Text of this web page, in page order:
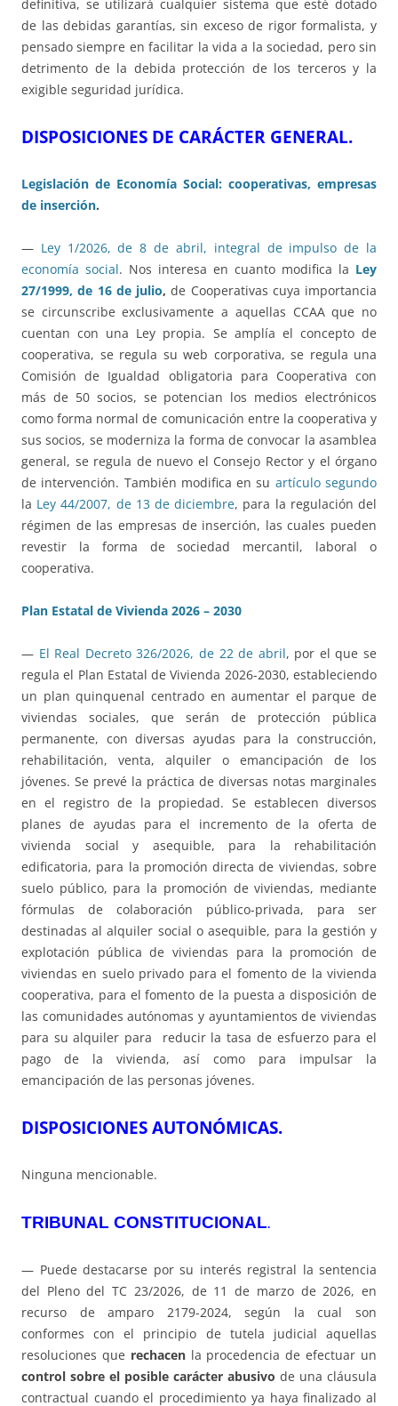
definitiva, se utilizará cualquier sistema que esté dotado
de las debidas garantías, sin exceso de rigor formalista, y
pensado siempre en facilitar la vida a la sociedad, pero sin
detrimento de la debida protección de los terceros y la
exigible seguridad jurídica.
DISPOSICIONES DE CARÁCTER GENERAL.
Legislación de Economía Social: cooperativas, empresas
de inserción.
— Ley 1/2026, de 8 de abril, integral de impulso de la
economía social. Nos interesa en cuanto modifica la Ley
27/1999, de 16 de julio,de Cooperativas cuya importancia
se circunscribe exclusivamente a aquellas CCAA que no
cuentan con una Ley propia. Se amplía el concepto de
cooperativa, se regula su web corporativa, se regula una
Comisión de Igualdad obligatoria para Cooperativa con
más de 50 socios, se potencian los medios electrónicos
como forma normal de comunicación entre la cooperativa y
sus socios, se moderniza la forma de convocar la asamblea
general, se regula de nuevo el Consejo Rector y el órgano
de intervención. También modifica en su artículo segundo
la Ley 44/2007, de 13 de diciembre, para la regulación del
régimen de las empresas de inserción, las cuales pueden
revestir la forma de sociedad mercantil, laboral o
cooperativa.
Plan Estatal de Vivienda 2026 – 2030
— El Real Decreto 326/2026, de 22 de abril, por el que se
regula el Plan Estatal de Vivienda 2026-2030, estableciendo
un plan quinquenal centrado en aumentar el parque de
viviendas sociales, que serán de protección pública
permanente, con diversas ayudas para la construcción,
rehabilitación, venta, alquiler o emancipación de los
jóvenes. Se prevé la práctica de diversas notas marginales
en el registro de la propiedad. Se establecen diversos
planes de ayudas para el incremento de la oferta de
vivienda social y asequible, para la rehabilitación
edificatoria, para la promoción directa de viviendas, sobre
suelo público, para la promoción de viviendas, mediante
fórmulas de colaboración público-privada, para ser
destinadas al alquiler social o asequible, para la gestión y
explotación pública de viviendas para la promoción de
viviendas en suelo privado para el fomento de la vivienda
cooperativa, para el fomento de la puesta a disposición de
las comunidades autónomas y ayuntamientos de viviendas
para su alquiler para reducir la tasa de esfuerzo para el
pago de la vivienda, así como para impulsar la
emancipación de las personas jóvenes.
DISPOSICIONES AUTONÓMICAS.
Ninguna mencionable.
TRIBUNAL CONSTITUCIONAL.
— Puede destacarse por su interés registral la sentencia
del Pleno del TC 23/2026, de 11 de marzo de 2026, en
recurso de amparo 2179-2024, según la cual son
conformes con el principio de tutela judicial aquellas
resoluciones que rechacenla procedencia de efectuar un
control sobre el posible carácter abusivo de una cláusula
contractual cuando el procedimiento ya haya finalizado al